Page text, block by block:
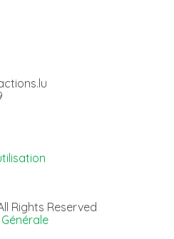
Rights Reserved